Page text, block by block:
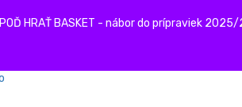
POĎ HRAŤ BASKET - nábor do prípraviek